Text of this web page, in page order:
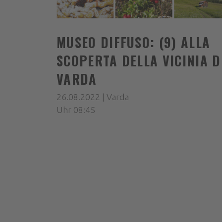
MUSEO DIFFUSO: (9) ALLA
SCOPERTA DELLA VICINIA
VARDA
26.08.2022 | Varda
Uhr 08:45